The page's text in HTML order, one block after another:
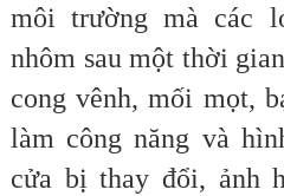
môi trường mà các
nhôm sau một thời
cong vênh, mối mọt,
làm công năng và
cửa bị thay đổi, ảnh